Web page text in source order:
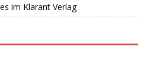
im Klarant Verlag